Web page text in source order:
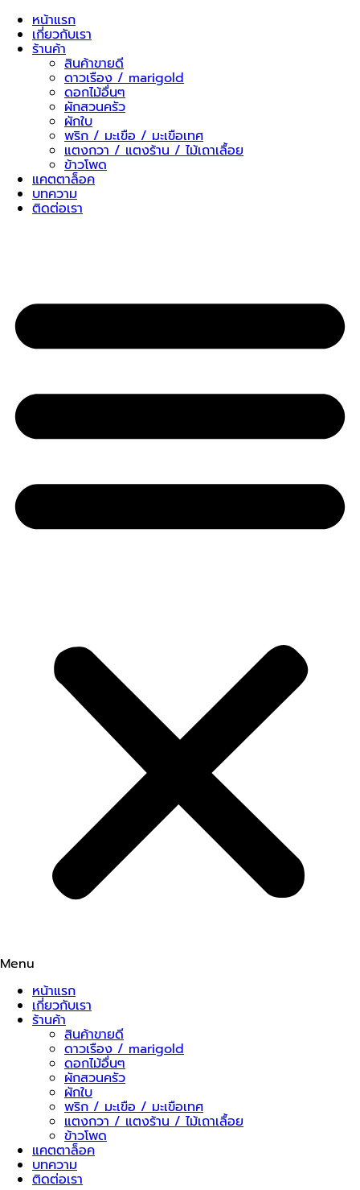
Skip
content
หน้าแรก
เกี่ยวกับเรา
ร้านค้า
สินค้าขายดี
ดาวเรือง / marigold
ดอกไม้อื่นๆ
ผักสวนครัว
ผักใบ
พริก / มะเขือ / มะเขือเทศ
แตงกวา / แตงร้าน / ไม้เถาเลื้อย
ข้าวโพด
แคตตาล็อค
บทความ
ติดต่อเรา
Menu
หน้าแรก
เกี่ยวกับเรา
ร้านค้า
สินค้าขายดี
ดาวเรือง / marigold
ดอกไม้อื่นๆ
ผักสวนครัว
ผักใบ
พริก / มะเขือ / มะเขือเทศ
แตงกวา / แตงร้าน / ไม้เถาเลื้อย
ข้าวโพด
แคตตาล็อค
บทความ
ติดต่อเรา